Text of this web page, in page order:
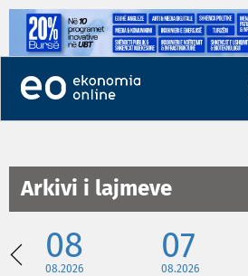
Arkivi i lajmeve
08
08.2026
07
08.2026